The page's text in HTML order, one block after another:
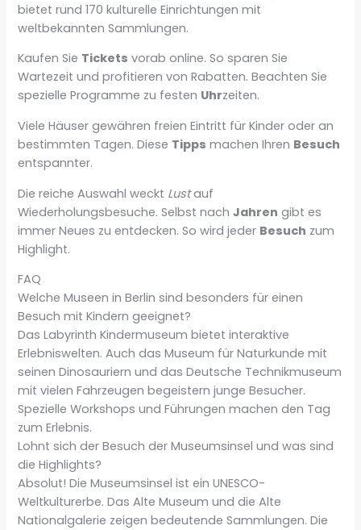
bietet rund 170 kulturelle Einrichtungen mit
weltbekannten Sammlungen.
Kaufen Sie Tickets vorab online. So sparen Sie
Wartezeit und profitieren von Rabatten. Beachten Sie
spezielle Programme zu festen Uhrzeiten.
Viele Häuser gewähren freien Eintritt für Kinder oder an
bestimmten Tagen. Diese Tipps machen Ihren Besuch
entspannter.
Die reiche Auswahl weckt Lustauf
Wiederholungsbesuche. Selbst nachJahren gibt es
immer Neues zu entdecken. So wird jeder Besuch zum
Highlight.
FAQ
Welche Museen in Berlin sind besonders für einen
Besuch mit Kindern geeignet?
Das Labyrinth Kindermuseum bietet interaktive
Erlebniswelten. Auch das Museum für Naturkunde mit
seinen Dinosauriern und das Deutsche Technikmuseum
mit vielen Fahrzeugen begeistern junge Besucher.
Spezielle Workshops und Führungen machen den Tag
zum Erlebnis.
Lohnt sich der Besuch der Museumsinsel und was sind
die Highlights?
Absolut! Die Museumsinsel ist ein UNESCO-
Weltkulturerbe. Das Alte Museum und die Alte
Nationalgalerie zeigen bedeutende Sammlungen. Die